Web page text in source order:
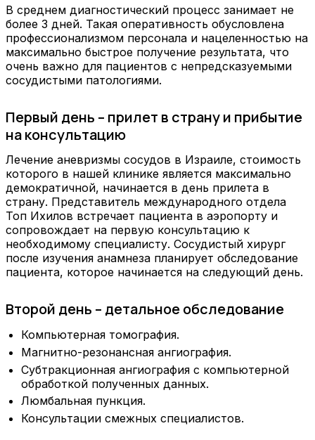
В среднем диагностический процесс занимает не
более 3 дней. Такая оперативность обусловлена
профессионализмом персонала и нацеленностью на
максимально быстрое получение результата, что
очень важно для пациентов с непредсказуемыми
сосудистыми патологиями.
Первый день – прилет в страну и прибытие
на консультацию
Лечение аневризмы сосудов в Израиле, стоимость
которого в нашей клинике является максимально
демократичной, начинается в день прилета в
страну. Представитель международного отдела
Топ Ихилов встречает пациента в аэропорту и
сопровождает на первую консультацию к
необходимому специалисту. Сосудистый хирург
после изучения анамнеза планирует обследование
пациента, которое начинается на следующий день.
Второй день – детальное обследование
Компьютерная томография.
Магнитно-резонансная ангиография.
Субтракционная ангиография с компьютерной
обработкой полученных данных.
Люмбальная пункция.
Консультации смежных специалистов.